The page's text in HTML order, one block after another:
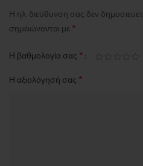
Η ηλ. διεύθυνση σας δεν
σημειώνονται με *
Η βαθμολογία σας *
Η αξιολόγησή σας *